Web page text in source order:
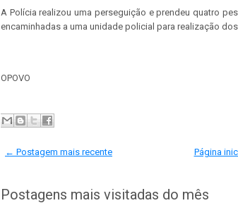
A Polícia realizou uma perseguição e prendeu quatro
encaminhadas a uma unidade policial para realização
OPOVO
← Postagem mais recente Página
Postagens mais visitadas do mês